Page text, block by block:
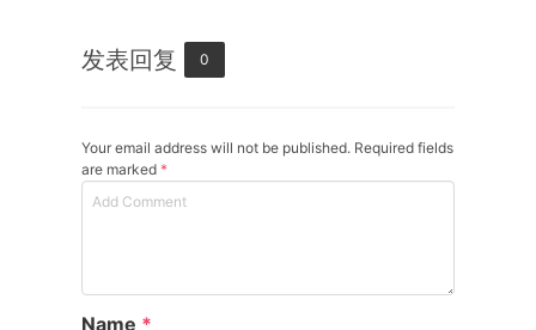
发表回复 0
Your email address will not be published. Required fields
are marked *
Name *